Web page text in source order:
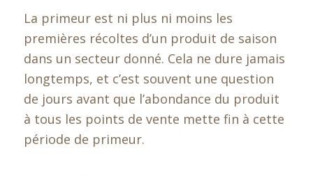
La primeur est ni plus ni moins les
premières récoltes d’un produit de saison
dans un secteur donné. Cela ne dure jamais
longtemps, et c’est souvent une question
de jours avant que l’abondance du produit
à tous les points de vente mette fin à cette
période de primeur.